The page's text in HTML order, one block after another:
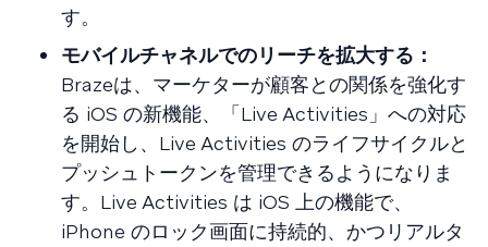
す。
モバイルチャネルでのリーチを拡大する：
Brazeは、マーケターが顧客との関係を強化す
る iOS の新機能、「Live Activities」への対応
を開始し、Live Activities のライフサイクルと
プッシュトークンを管理できるようになりま
す。Live Activities は iOS 上の機能で、
iPhone のロック画面に持続的、かつリアルタ